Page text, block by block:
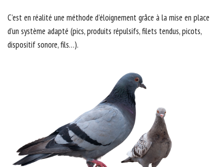
C’est en réalité une méthode d’éloignement grâce à la mise en place
d’un système adapté (pics, produits répulsifs, filets tendus, picots,
dispositif sonore, fils…).